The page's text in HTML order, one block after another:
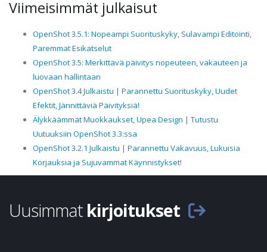
Viimeisimmät julkaisut
OpenShot 3.5.1: Nopeampi Suorituskyky, Sulavampi Editointi,
Paremmat Esikatselut
OpenShot 3.5: Merkittävä päivitys nopeuteen, vakauteen ja
luovaan hallintaan
OpenShot 3.4 Julkaistu | Parannettu Suorituskyky, Uudet
Efektit, Jännittäviä Päivityksiä!
Älykkäämmät Muokkaukset, Upea Design | Tutustu
Uutuuksiin OpenShot 3.3:ssa
OpenShot 3.2.1 Julkaistu | Parannettu Vakavuus, Lukuisia
Korjauksia ja Sujuvammat Käynnistykset!
Uusimmat kirjoitukset